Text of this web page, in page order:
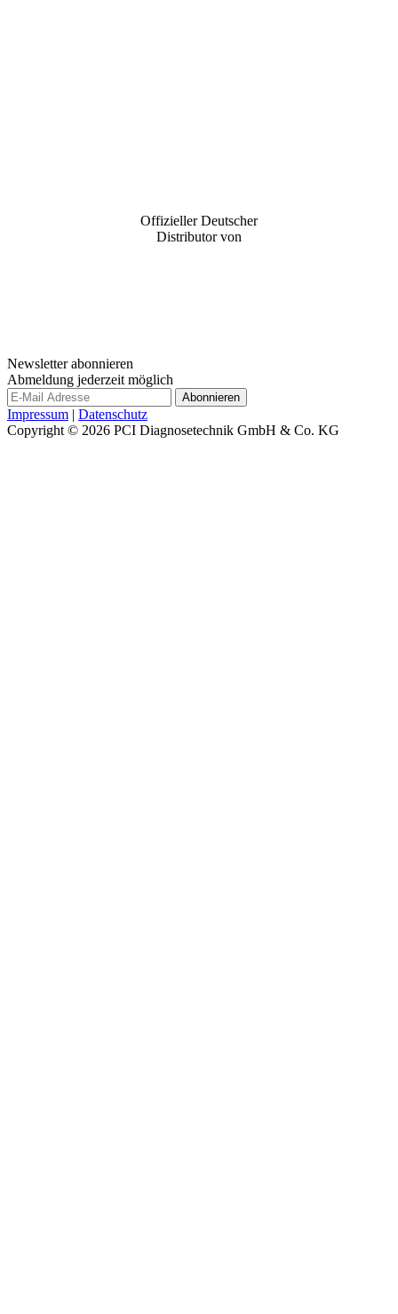
Offizieller Deutscher
Distributor von
Newsletter abonnieren
Abmeldung jederzeit möglich
Impressum | Datenschutz
Copyright © 2026 PCI Diagnosetechnik GmbH & Co. KG